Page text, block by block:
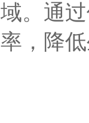
域。通
率，降